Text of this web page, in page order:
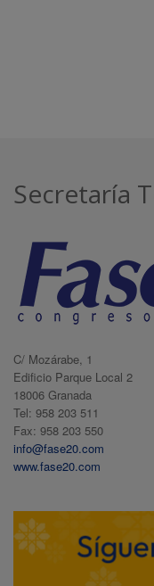
Secretaría
C/ Mozárabe, 1
Edificio Parque Local 2
18006 Granada
Tel: 958 203 511
Fax: 958 203 550
info@fase20.com
www.fase20.com